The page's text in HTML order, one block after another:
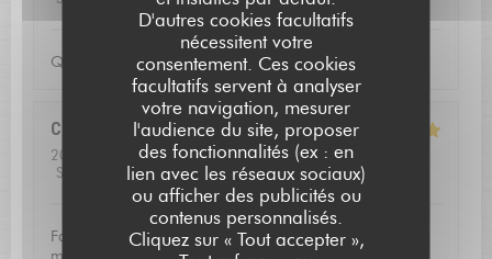
D'autres cookies facultatifs
nécessitent votre
consentement. Ces cookies
facultatifs servent à analyser
votre navigation, mesurer
l'audience du site, proposer
des fonctionnalités (ex : en
lien avec les réseaux sociaux)
ou afficher des publicités ou
contenus personnalisés.
Cliquez sur « Tout accepter »,
Qualite de l'accueil
Christoffer N
2026-07-23
- 13:15 - Couverts 2
Service
Ambiance 4/5 Cuisine: 5 /5 Qualité / Prix
Fantastic food and good service. Defininetly worth a
L'AUBERGE SAINT JEAN